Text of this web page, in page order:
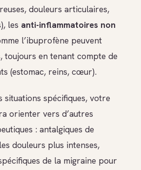
douleurs articulaires,
les anti-inflammatoires non
l’ibuprofène peuvent
toujours en tenant compte de
(estomac, reins, cœur).
situations spécifiques, votre
orienter vers d’autres
: antalgiques de
douleurs plus intenses,
de la migraine pour